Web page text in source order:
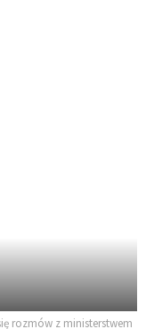
rozmów z ministerstwem